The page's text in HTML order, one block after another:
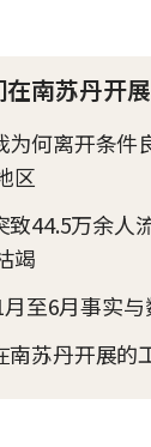
南苏丹开
何离开条件
区
44.5万余人
竭
至6月事实与
南苏丹开展的